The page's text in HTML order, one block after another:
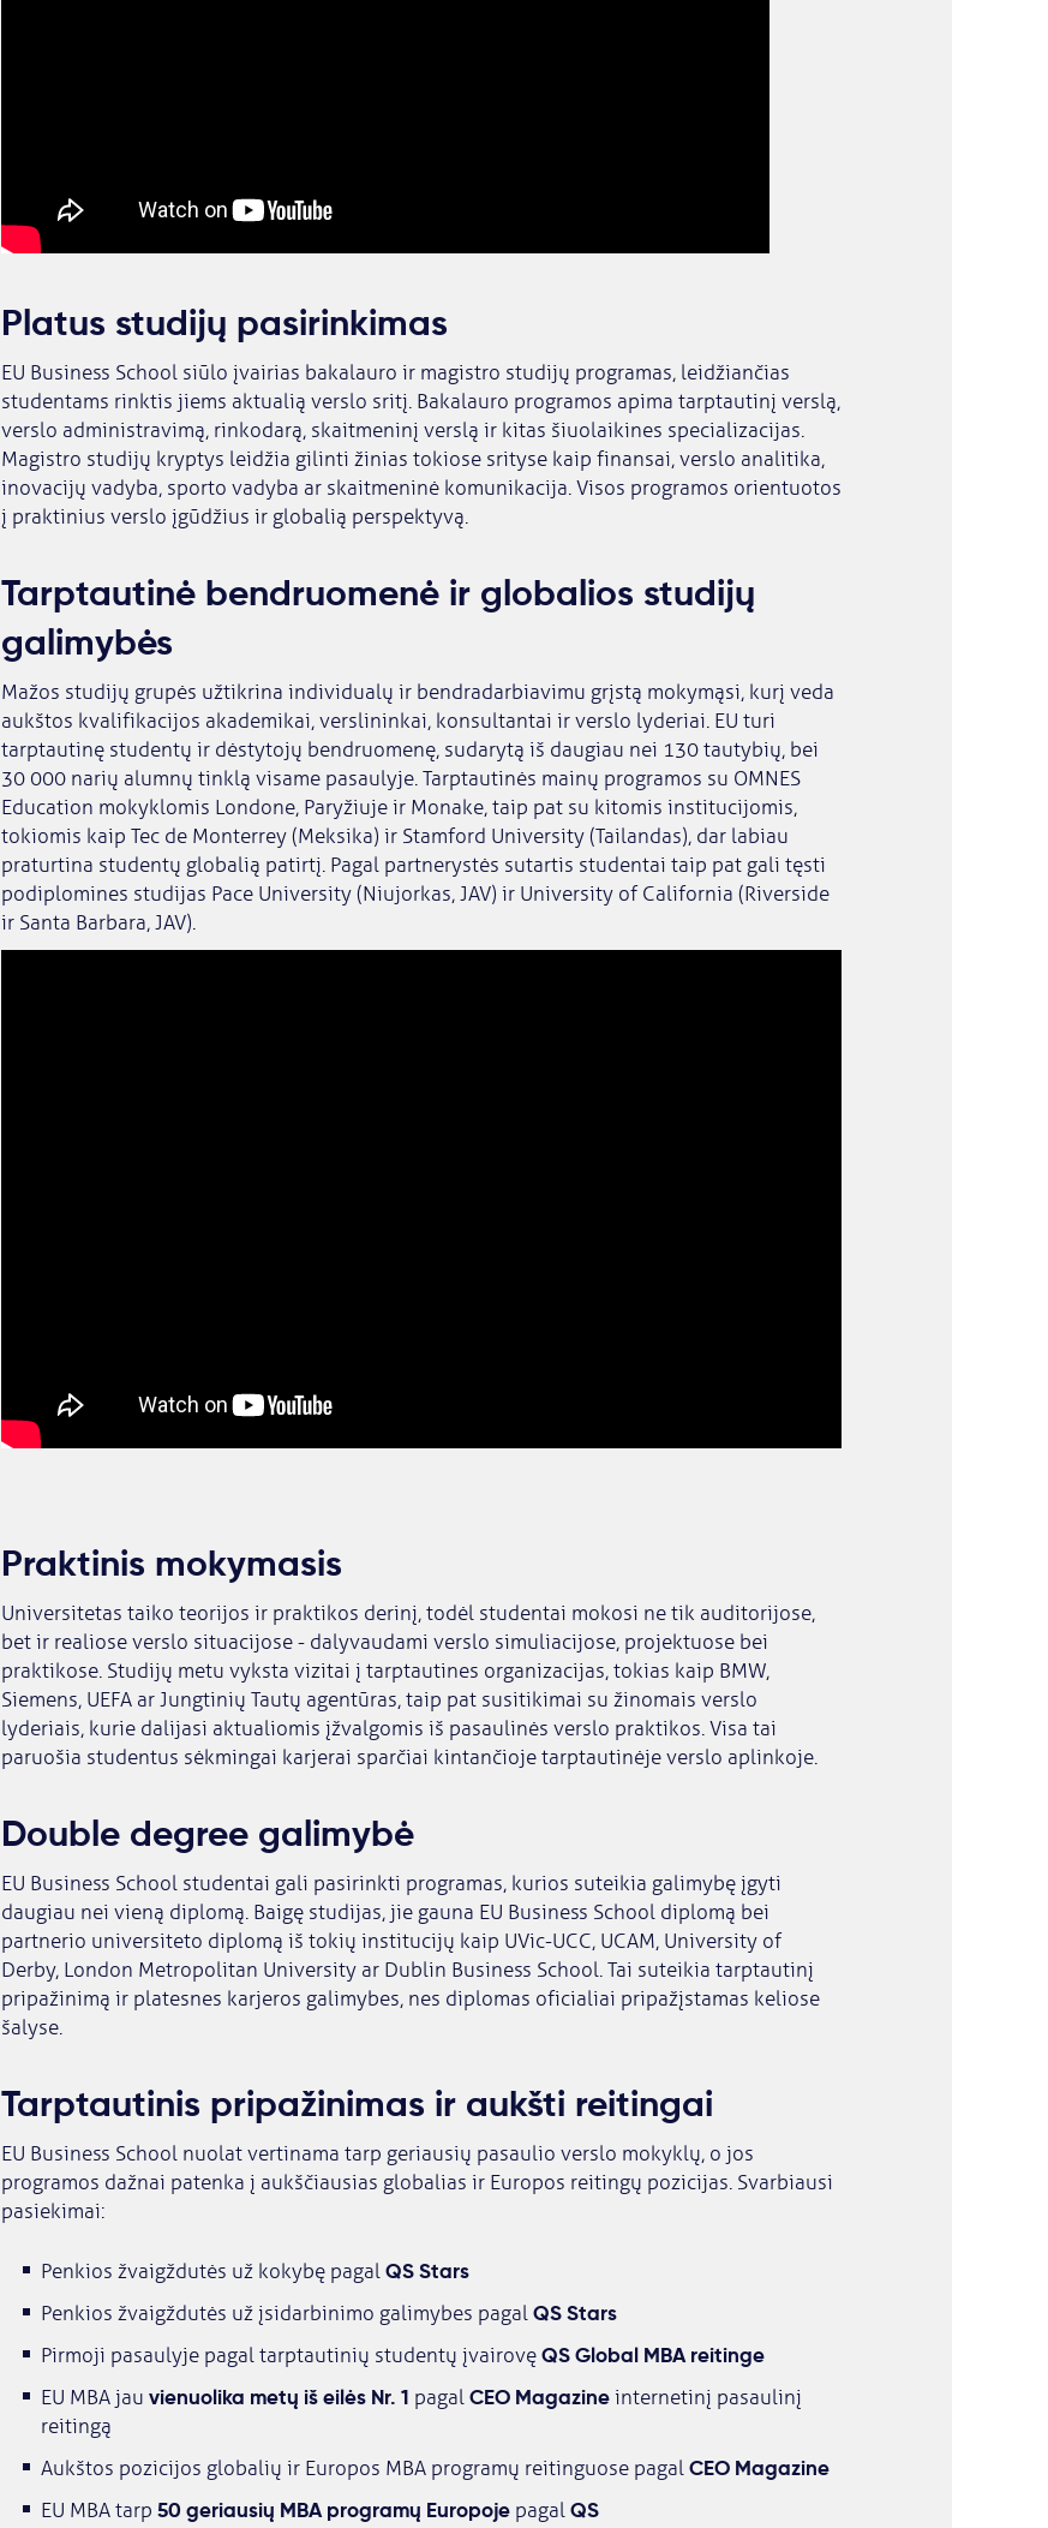
Platus studijų pasirinkimas
EU Business School siūlo įvairias bakalauro ir magistro studijų programas, leidžiančias
studentams rinktis jiems aktualią verslo sritį. Bakalauro programos apima tarptautinį verslą,
verslo administravimą, rinkodarą, skaitmeninį verslą ir kitas šiuolaikines specializacijas.
Magistro studijų kryptys leidžia gilinti žinias tokiose srityse kaip finansai, verslo analitika,
inovacijų vadyba, sporto vadyba ar skaitmeninė komunikacija. Visos programos orientuotos
į praktinius verslo įgūdžius ir globalią perspektyvą.
Tarptautinė bendruomenė ir globalios studijų
galimybės
Mažos studijų grupės užtikrina individualų ir bendradarbiavimu grįstą mokymąsi, kurį veda
aukštos kvalifikacijos akademikai, verslininkai, konsultantai ir verslo lyderiai. EU turi
tarptautinę studentų ir dėstytojų bendruomenę, sudarytą iš daugiau nei 130 tautybių, bei
30 000 narių alumnų tinklą visame pasaulyje. Tarptautinės mainų programos su OMNES
Education mokyklomis Londone, Paryžiuje ir Monake, taip pat su kitomis institucijomis,
tokiomis kaip Tec de Monterrey (Meksika) ir Stamford University (Tailandas), dar labiau
praturtina studentų globalią patirtį. Pagal partnerystės sutartis studentai taip pat gali tęsti
podiplomines studijas Pace University (Niujorkas, JAV) ir University of California (Riverside
ir Santa Barbara, JAV).
Praktinis mokymasis
Universitetas taiko teorijos ir praktikos derinį, todėl studentai mokosi ne tik auditorijose,
bet ir realiose verslo situacijose - dalyvaudami verslo simuliacijose, projektuose bei
praktikose. Studijų metu vyksta vizitai į tarptautines organizacijas, tokias kaip BMW,
Siemens, UEFA ar Jungtinių Tautų agentūras, taip pat susitikimai su žinomais verslo
lyderiais, kurie dalijasi aktualiomis įžvalgomis iš pasaulinės verslo praktikos. Visa tai
paruošia studentus sėkmingai karjerai sparčiai kintančioje tarptautinėje verslo aplinkoje.
Double degree galimybė
EU Business School studentai gali pasirinkti programas, kurios suteikia galimybę įgyti
daugiau nei vieną diplomą. Baigę studijas, jie gauna EU Business School diplomą bei
partnerio universiteto diplomą iš tokių institucijų kaip UVic-UCC, UCAM, University of
Derby, London Metropolitan University ar Dublin Business School. Tai suteikia tarptautinį
pripažinimą ir platesnes karjeros galimybes, nes diplomas oficialiai pripažįstamas keliose
šalyse.
Tarptautinis pripažinimas ir aukšti reitingai
EU Business School nuolat vertinama tarp geriausių pasaulio verslo mokyklų, o jos
programos dažnai patenka į aukščiausias globalias ir Europos reitingų pozicijas. Svarbiausi
pasiekimai:
Penkios žvaigždutės už kokybę pagalQS Stars
Penkios žvaigždutės už įsidarbinimo galimybes pagalQS Stars
Pirmoji pasaulyje pagal tarptautinių studentų įvairovęQS Global MBA reitinge
EU MBA jau vienuolika metų iš eilės Nr. 1 pagalCEO Magazineinternetinį pasaulinį
reitingą
Aukštos pozicijos globalių ir Europos MBA programų reitinguose pagalCEO Magazine
EU MBA tarp 50 geriausių MBA programų EuropojepagalQS